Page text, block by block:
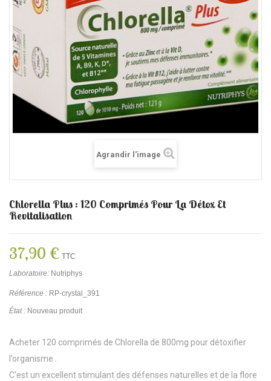
Agrandir l'image
Chlorella Plus : 120 Comprimés Pour La Détox Et
Revitalisation
37,90 € TTC
Laboratoire: Nutriphys
Référence : RP-crystal_391
État : Nouveau produit
Acheter 120 comprimés de Chlorella de 800mg pour détoxifier
l’organisme .
C'est un excellent stimulant des défenses naturelles et de la flore